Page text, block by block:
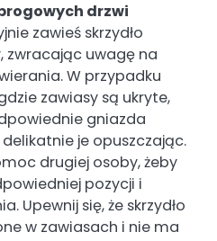
drzwi
zawieś skrzydło
zwracając uwagę na
W przypadku
zawiasy są ukryte,
gniazda
je opuszczając.
drugiej osoby, żeby
pozycji i
Upewnij się, że skrzydło
w zawiasach i nie ma